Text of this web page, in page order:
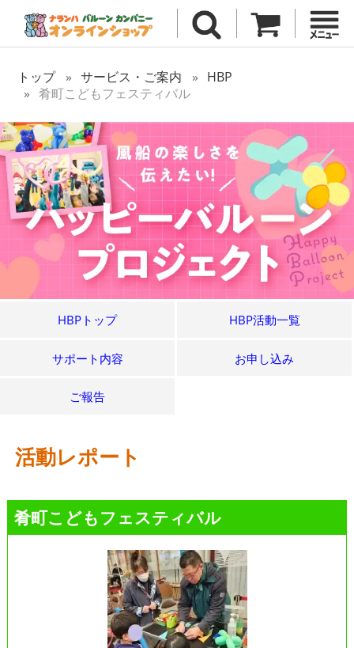
トップ サービス・ご案内
HBP
肴町こどもフェスティバル
HBPトップ HBP活動一覧
サポート内容 お申し込み
ご報告
活動レポート
肴町こどもフェスティバル